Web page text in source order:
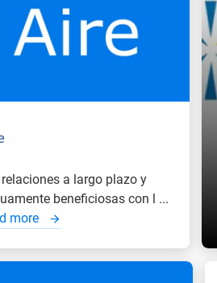
a largo plazo y
beneficiosas con l ...
more